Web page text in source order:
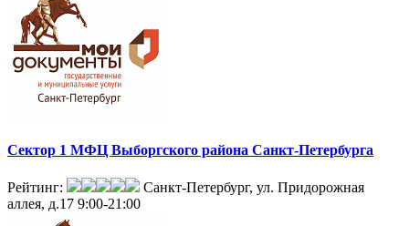
Сектор 1 МФЦ Выборгского района Санкт-Петербурга
Рейтинг:
Санкт-Петербург, ул. Придорожная
аллея, д.17 9:00-21:00